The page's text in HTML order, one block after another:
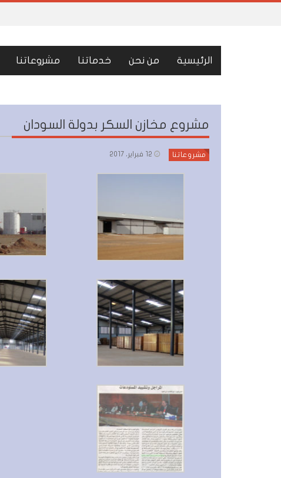
الرئيسية من نحن خدماتنا مشروعاتنا
مشروع مخازن السكر بدولة السودان
مشروعاتنا 12 فبراير، 2017